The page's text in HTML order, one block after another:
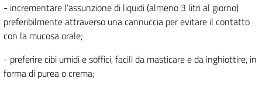
- incrementare l’assunzione di liquidi (almeno 3 litri al giorno)
preferibilmente attraverso una cannuccia per evitare il contatto
con la mucosa orale;
- preferire cibi umidi e soffici, facili da masticare e da inghiottire, in
forma di purea o crema;